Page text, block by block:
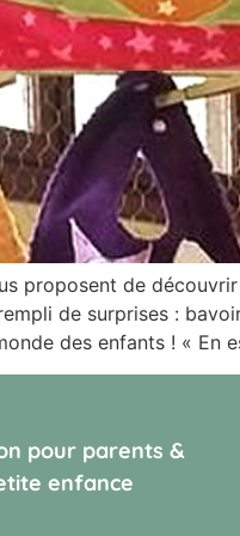
proposent de
de surprises :
des enfants ! « En
pour parents &
enfance